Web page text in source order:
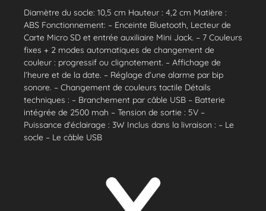
Diamètre du socle: 10,5 cm Hauteur : 4,2 cm Matière :
ABS Fonctionnement: – Enceinte Bluetooth, Lecteur de
Carte Micro SD et entrée auxiliaire Mini Jack. – 7 Couleurs
fixes + 2 modes automatiques de changement de
couleur : progressif ou clignotement. – Affichage de
l’heure et de la date. – Réglage d’une alarme par bip
sonore. – Changement de couleurs tactile Détails
techniques : – Branchement par câble USB – Batterie
intégrée de 2500 mah – Tension de sortie : 5V –
Puissance d’éclairage : 3W Inclus dans la livraison : – Le
socle – Le câble USB